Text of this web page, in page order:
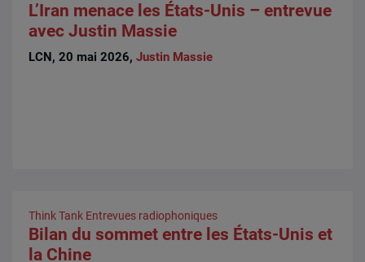
L’Iran menace les États-Unis – entrevue
avec Justin Massie
LCN, 20 mai 2026,Justin Massie
Think Tank Entrevues radiophoniques
Bilan du sommet entre les États-Unis et
la Chine